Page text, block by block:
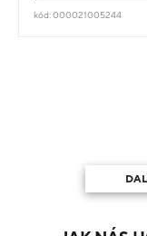
kód: 000021005244